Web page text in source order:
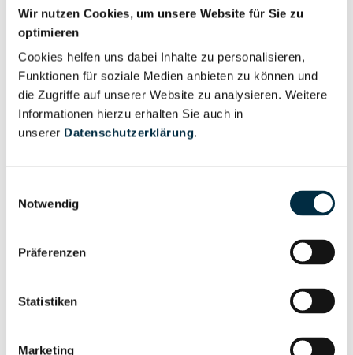
Wir nutzen Cookies, um unsere Website für Sie zu
optimieren
Cookies helfen uns dabei Inhalte zu personalisieren,
Funktionen für soziale Medien anbieten zu können und
die Zugriffe auf unserer Website zu analysieren. Weitere
Informationen hierzu erhalten Sie auch in
unserer Datenschutzerklärung.
Notwendig
Präferenzen
Statistiken
Marketing
Wirtschaftlich
Berechtigter
Vollständiges
Unternehmensprofil
anfragen
Unternehmensprofil
Vollständiges
Unternehmensprofil